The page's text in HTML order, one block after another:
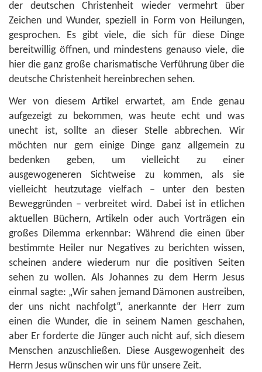
der deutschen Christenheit wieder vermehrt über
Zeichen und Wunder, speziell in Form von Heilungen,
gesprochen. Es gibt viele, die sich für diese Dinge
bereitwillig öffnen, und mindestens genauso viele, die
hier die ganz große charismatische Verführung über die
deutsche Christenheit hereinbrechen sehen.
Wer von diesem Artikel erwartet, am Ende genau
aufgezeigt zu bekommen, was heute echt und was
unecht ist, sollte an dieser Stelle abbrechen. Wir
möchten nur gern einige Dinge ganz allgemein zu
bedenken geben, um vielleicht zu einer
ausgewogeneren Sichtweise zu kommen, als sie
vielleicht heutzutage vielfach – unter den besten
Beweggründen – verbreitet wird. Dabei ist in etlichen
aktuellen Büchern, Artikeln oder auch Vorträgen ein
großes Dilemma erkennbar: Während die einen über
bestimmte Heiler nur Negatives zu berichten wissen,
scheinen andere wiederum nur die positiven Seiten
sehen zu wollen. Als Johannes zu dem Herrn Jesus
einmal sagte: „Wir sahen jemand Dämonen austreiben,
der uns nicht nachfolgt“, anerkannte der Herr zum
einen die Wunder, die in seinem Namen geschahen,
aber Er forderte die Jünger auch nicht auf, sich diesem
Menschen anzuschließen. Diese Ausgewogenheit des
Herrn Jesus wünschen wir uns für unsere Zeit.